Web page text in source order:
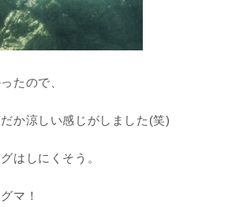
たので、
か涼しい感じがしました(笑)
はしにくそう。
マ！